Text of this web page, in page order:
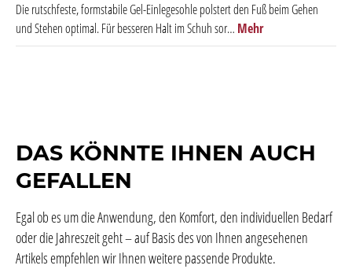
Die rutschfeste, formstabile Gel-Einlegesohle polstert den Fuß beim Gehen
und Stehen optimal. Für besseren Halt im Schuh sor… Mehr
DAS KÖNNTE IHNEN AUCH
GEFALLEN
Egal ob es um die Anwendung, den Komfort, den individuellen Bedarf
oder die Jahreszeit geht – auf Basis des von Ihnen angesehenen
Artikels empfehlen wir Ihnen weitere passende Produkte.